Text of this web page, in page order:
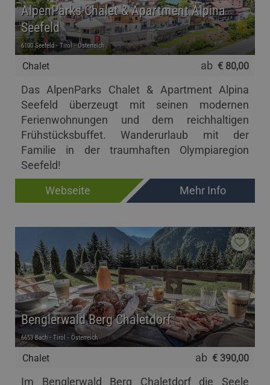
Chalet
AlpenParks Chalet & Apartment Alpina
Seefeld
6100 Seefeld - Tirol - Österreich
ab € 80,00
Das AlpenParks Chalet & Apartment Alpina
Seefeld überzeugt mit seinen modernen
Ferienwohnungen und dem reichhaltigen
Frühstücksbuffet. Wanderurlaub mit der
Familie in der traumhaften Olympiaregion
Seefeld!
Webseite
Mehr Info
Chalet
Benglerwald Berg Chaletdorf
6653 Bach - Tirol - Österreich
ab € 390,00
Im Benglerwald Berg Chaletdorf die Seele